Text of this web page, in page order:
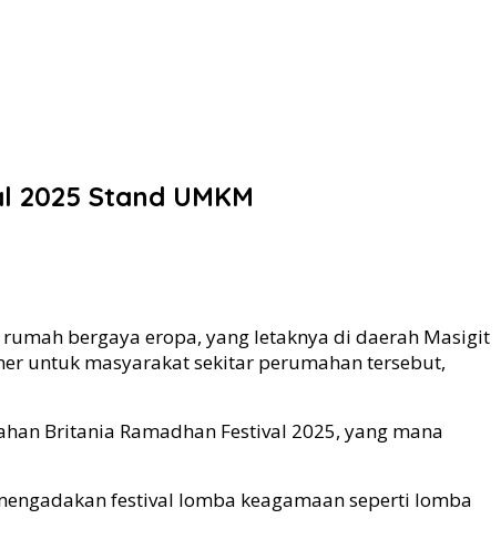
Stand UMKM
bergaya eropa, yang letaknya di daerah Masigit
untuk masyarakat sekitar perumahan tersebut,
Britania Ramadhan Festival 2025, yang mana
festival lomba keagamaan seperti lomba